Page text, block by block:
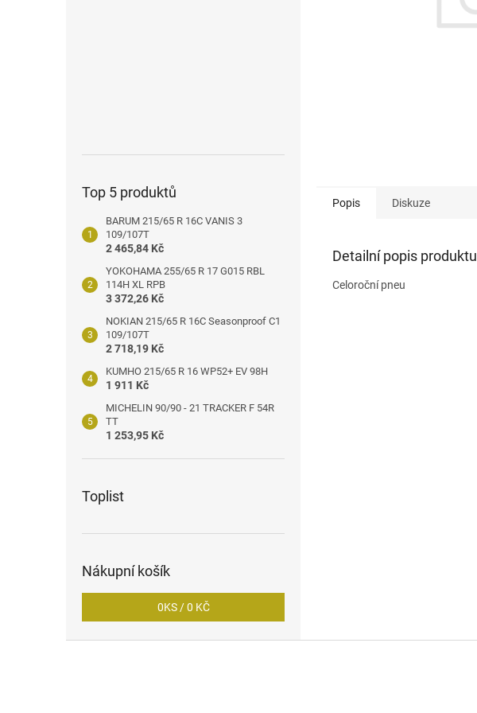
Top 5 produktů
BARUM 215/65 R 16C VANIS 3
109/107T
2 465,84 Kč
YOKOHAMA 255/65 R 17 G015 RBL
114H XL RPB
3 372,26 Kč
NOKIAN 215/65 R 16C Seasonproof C1
109/107T
2 718,19 Kč
KUMHO 215/65 R 16 WP52+ EV 98H
1 911 Kč
MICHELIN 90/90 - 21 TRACKER F 54R
TT
1 253,95 Kč
Toplist
Nákupní košík
0KS /0 KČ
Popis Diskuze
Detailní popis produktu
Celoroční pneu